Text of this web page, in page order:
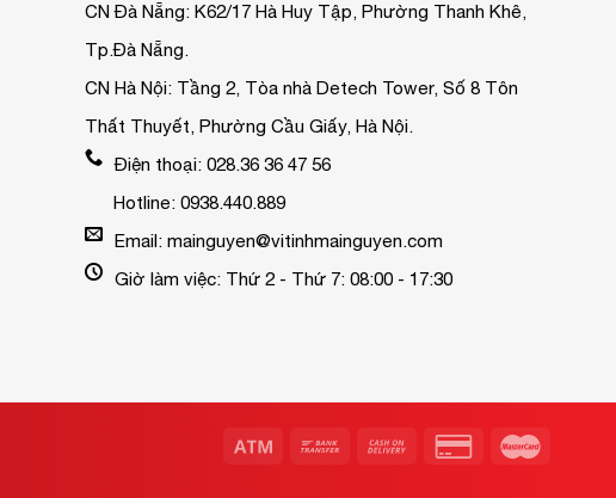
CN Đà Nẵng: K62/17 Hà Huy Tập, Phường Thanh Khê,
Tp.Đà Nẵng.
CN Hà Nội: Tầng 2, Tòa nhà Detech Tower, Số 8 Tôn
Thất Thuyết, Phường Cầu Giấy, Hà Nội.
Điện thoại: 028.36 36 47 56
Hotline: 0938.440.889
Email: mainguyen@vitinhmainguyen.com
Giờ làm việc: Thứ 2 - Thứ 7: 08:00 - 17:30